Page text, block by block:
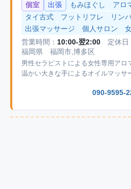
個室 出張 もみほぐし アロ
タイ古式
フットリフレ
リン
出張マッサージ
個人サロン
営業時間： 10:00-翌2:00 定休日
福岡県 福岡市,博多区
男性セラピストによる女性専用アロ
温かい大きな手によるオイルマッサ
090-9595-